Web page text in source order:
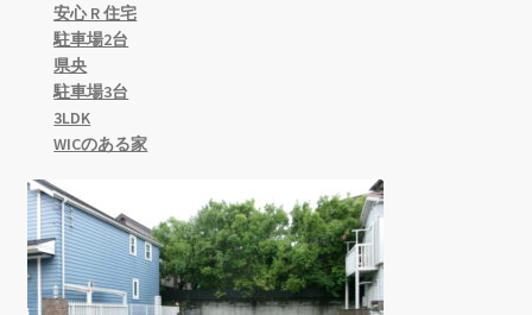
安心 R 住宅
駐車場2台
県央
駐車場3台
3LDK
WICのある家